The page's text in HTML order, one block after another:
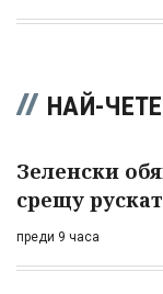
НАЙ-
Зеленски
срещу
преди 9 часа